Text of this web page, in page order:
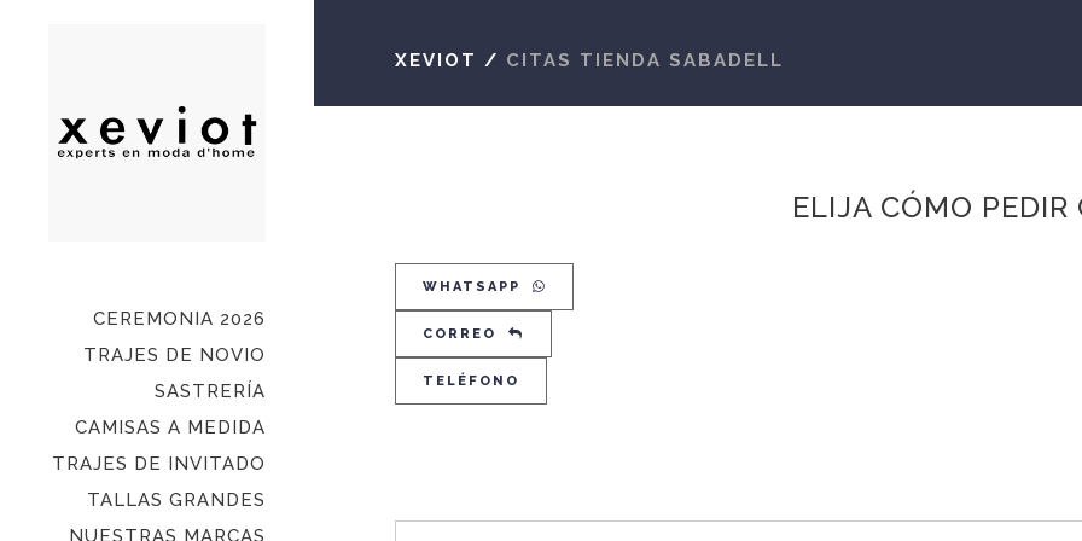
CEREMONIA 2026
TRAJES DE NOVIO
SASTRERÍA
CAMISAS A MEDIDA
TRAJES DE INVITADO
TALLAS GRANDES
NUESTRAS MARCAS
XEVIOT / CITAS TIENDA SABADELL
ELIJA CÓMO PEDIR
WHATSAPP
CORREO
TELÉFONO